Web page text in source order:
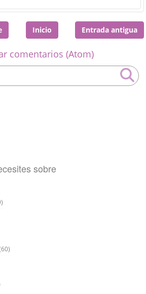
Entrada antigua
Inicio
comentarios (Atom)
sobre